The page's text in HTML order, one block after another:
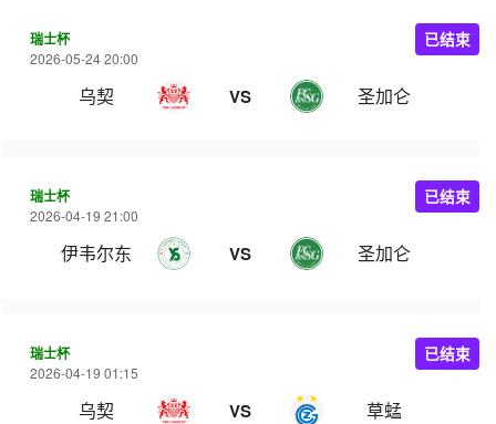
瑞士杯
2026-05-24 20:00
乌契 VS 圣加仑
已结束
瑞士杯
2026-04-19 21:00
伊韦尔东 VS 圣加仑
已结束
瑞士杯
2026-04-19 01:15
乌契 VS 草蜢
已结束